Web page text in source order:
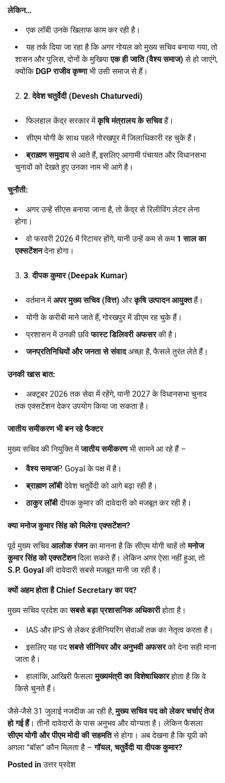
लेकिन…
एक लॉबी उनके खिलाफ काम कर रही है।
यह तर्क दिया जा रहा है कि अगर गोयल को मुख्य सचिव बनाया गया, तो
शासन और पुलिस, दोनों के मुखियाएक ही जाति (वैश्य समाज) से हो जाएंगे,
क्योंकि DGPराजीव कृष्णाभी उसी समाज से हैं।
2.देवेश चतुर्वेदी ( Devesh Chaturvedi)
फिलहाल केंद्र सरकार मेंकृषि मंत्रालय के सचिवहैं।
सीएम योगी के साथ पहले गोरखपुर में जिलाधिकारी रह चुके हैं।
ब्राह्मण समुदायसे आते हैं, इसलिए आगामी पंचायत और विधानसभा
चुनावों को देखते हुए उनका नाम भी आगे है।
चुनौती:
अगर उन्हें सीएस बनाया जाना है, तो केंद्र से रिलीविंग लेटर लेना
होगा।
वो फरवरी 2026 में रिटायर होंगे, यानी उन्हें कम से कम 1साल का
एक्सटेंशनदेना होगा।
3.दीपक कुमार ( Deepak Kumar)
वर्तमान मेंअपर मुख्य सचिव (वित्त) औरकृषि उत्पादन आयुक्तहैं।
योगी के करीबी माने जाते हैं, गोरखपुर में डीएम रह चुके हैं।
प्रशासन में उनकी छविफास्ट डिलिवरी अफसरकी है।
जनप्रतिनिधियों और जनता से संवादअच्छा है, फैसले तुरंत लेते हैं।
उनकी खास बात:
अक्टूबर 2026 तक सेवा में रहेंगे, यानी 2027 के विधानसभा चुनाव
तक एक्सटेंशन देकर उपयोग किया जा सकता है।
जातीय समीकरण भी बन रहे फैक्टर
मुख्य सचिव की नियुक्ति मेंजातीय समीकरणभी सामने आ रहे हैं –
वैश्य समाजP. Goyal के पक्ष में है।
ब्राह्मण लॉबीदेवेश चतुर्वेदी को आगे बढ़ा रही है।
ठाकुर लॉबीदीपक कुमार की दावेदारी को मजबूत कर रही है।
क्या मनोज कुमार सिंह को मिलेगा एक्सटेंशन?
पूर्व मुख्य सचिव आलोक रंजनका मानना है कि सीएम योगी चाहें तोमनोज
कुमार सिंह को एक्सटेंशनदिला सकते हैं। लेकिन अगर ऐसा नहीं हुआ, तो
S.P. Goyal की दावेदारी सबसे मजबूत मानी जा रही है।
क्यों अहम होता हैChief Secretaryका पद?
मुख्य सचिव प्रदेश कासबसे बड़ा प्रशासनिक अधिकारीहोता है।
IAS और IPS से लेकर इंजीनियरिंग सेवाओं तक का नेतृत्व करता है।
इसलिए यह पदसबसे सीनियर और अनुभवी अफसरको देना सही माना
जाता है।
हालांकि, आखिरी फैसलामुख्यमंत्री का विशेषाधिकारहोता है कि वे
किसे चुनते हैं।
जैसे-जैसे 31 जुलाई नजदीक आ रही है,मुख्य सचिव पद को लेकर चर्चाएं तेज
हो गई हैं। तीनों दावेदारों के पास अनुभव और योग्यता है। लेकिन फैसला
सीएम योगी और पीएम मोदी की सहमतिसे होगा। अब देखना है कि यूपी को
अगला “बॉस” कौन मिलता है –गॉयल,चतुर्वेदी या दीपक कुमार?
Posted inउत्तर प्रदेश